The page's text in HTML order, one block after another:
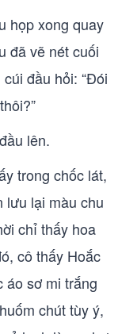
họp xong quay
đã vẽ nét cuối
đầu hỏi: “Đói
lên.
trong chốc lát,
lưu lại màu chu
chỉ thấy hoa
cô thấy Hoắc
áo sơ mi trắng
chút tùy ý,